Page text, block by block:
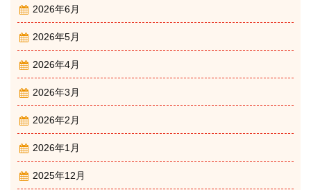
2026年6月
2026年5月
2026年4月
2026年3月
2026年2月
2026年1月
2025年12月